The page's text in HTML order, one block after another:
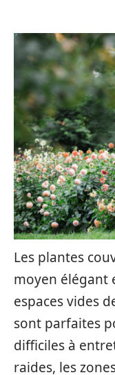
Les plantes
moyen élégant
espaces vides
sont parfaites
difficiles à
raides, les